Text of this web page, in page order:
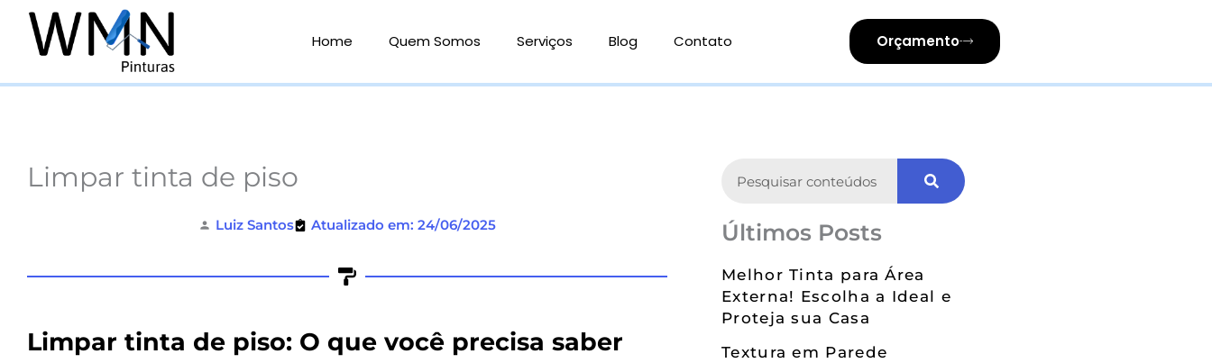
Home Quem Somos Serviços Blog Contato Orçamento
Limpar tinta de piso
Luiz Santos Atualizado em: 24/06/2025
Limpar tinta de piso: O que você precisa saber
Últimos Posts
Melhor Tinta para Área
Externa! Escolha a Ideal e
Proteja sua Casa
Textura em Parede